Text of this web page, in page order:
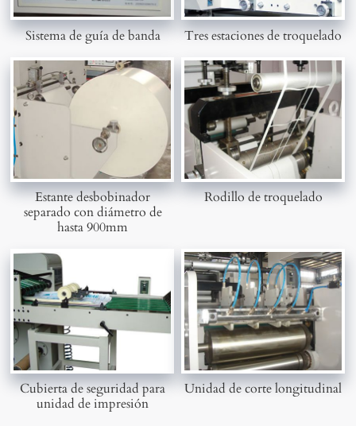
Sistema de guía de banda Tres estaciones de troquelado
Estante desbobinador
separado con diámetro de
hasta 900mm
Rodillo de troquelado
Cubierta de seguridad para
unidad de impresión
Unidad de corte longitudinal